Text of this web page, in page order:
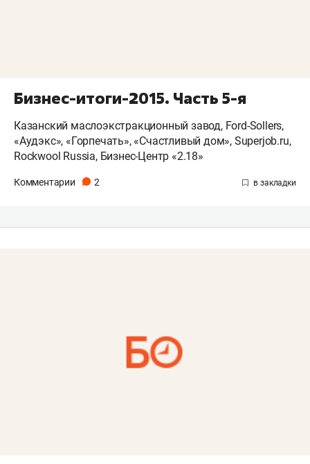
Бизнес-итоги-2015. Часть 5-я
Казанский маслоэкстракционный завод, Ford-Sollers,
«Аудэкс», «Горпечать», «Счастливый дом», Superjob.ru,
Rockwool Russia, Бизнес-Центр «2.18»
Комментарии 2